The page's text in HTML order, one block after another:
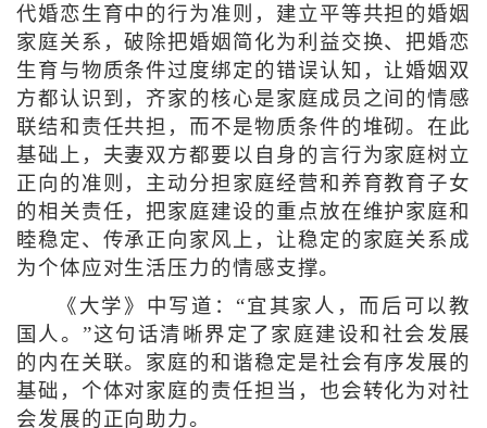
代婚恋生育中的行为准则，建立平等共担的婚姻
家庭关系，破除把婚姻简化为利益交换、把婚恋
生育与物质条件过度绑定的错误认知，让婚姻双
方都认识到，齐家的核心是家庭成员之间的情感
联结和责任共担，而不是物质条件的堆砌。在此
基础上，夫妻双方都要以自身的言行为家庭树立
正向的准则，主动分担家庭经营和养育教育子女
的相关责任，把家庭建设的重点放在维护家庭和
睦稳定、传承正向家风上，让稳定的家庭关系成
为个体应对生活压力的情感支撑。
《大学》中写道：“宜其家人，而后可以教
国人。”这句话清晰界定了家庭建设和社会发展
的内在关联。家庭的和谐稳定是社会有序发展的
基础，个体对家庭的责任担当，也会转化为对社
会发展的正向助力。